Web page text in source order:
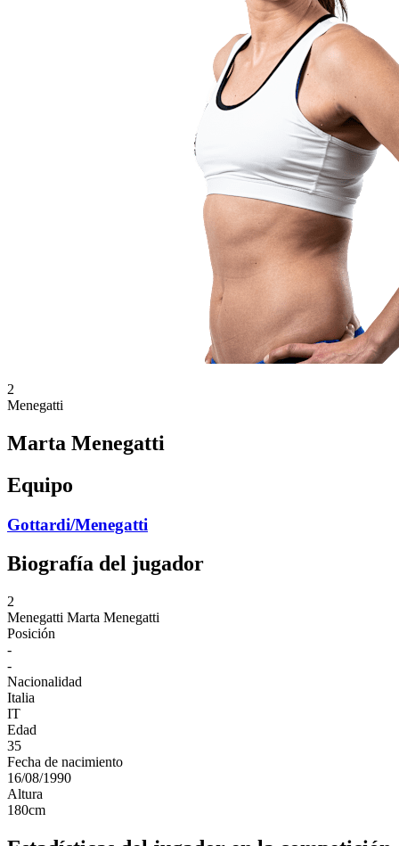
2
Menegatti
Marta Menegatti
Equipo
Gottardi/Menegatti
Biografía del jugador
2
Menegatti Marta Menegatti
Posición
-
-
Nacionalidad
Italia
IT
Edad
35
Fecha de nacimiento
16/08/1990
Altura
180cm